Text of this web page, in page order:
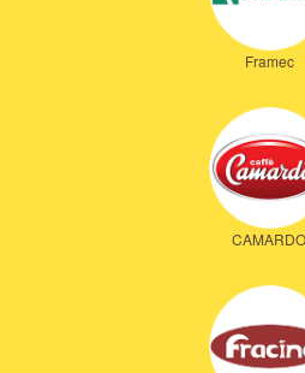
Framec
CAMARDO